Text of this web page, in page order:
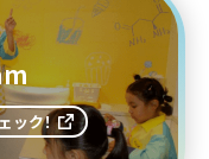
ック！